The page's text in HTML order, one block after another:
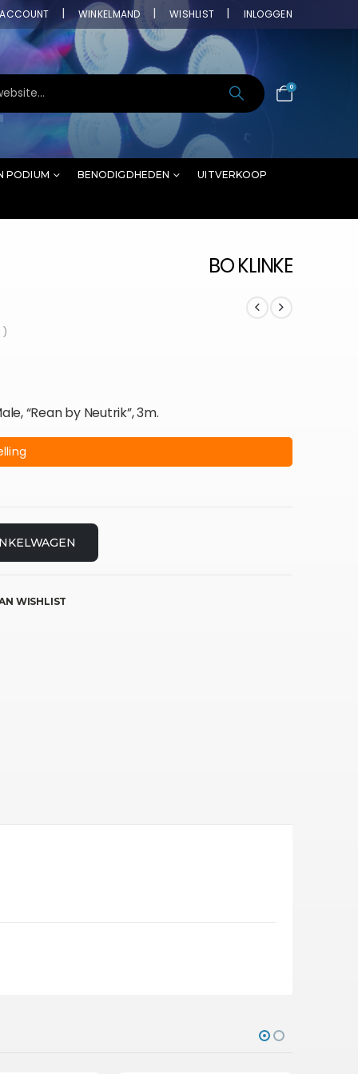
ACCOUNT WINKELMAND WISHLIST INLOGGEN
0
PODIUM BENODIGDHEDEN UITVERKOOP
BO KLINKE
)
“Rean by Neutrik”, 3m.
WISHLIST